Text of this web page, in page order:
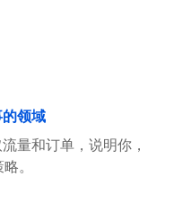
领域
量和订单，说明你，
。